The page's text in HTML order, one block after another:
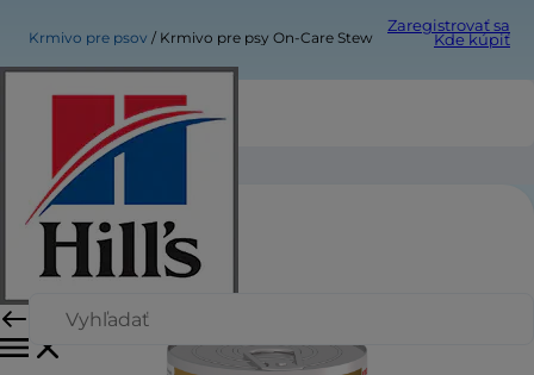
Zaregistrovať sa
Kde kúpiť
Krmivo pre psov Krmivo pre psy On-Care Stew
Krmivo pre psy On-Care Stew